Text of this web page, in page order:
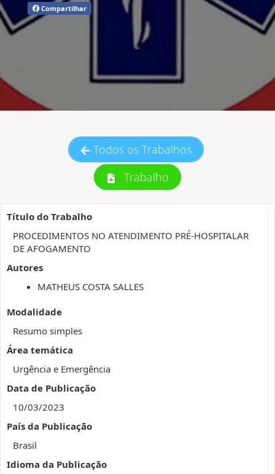
Compartilhar
Todos os Trabalhos
Trabalho
Título do Trabalho
PROCEDIMENTOS NO ATENDIMENTO PRÉ-HOSPITALAR
DE AFOGAMENTO
Autores
MATHEUS COSTA SALLES
Modalidade
Resumo simples
Área temática
Urgência e Emergência
Data de Publicação
10/03/2023
País da Publicação
Brasil
Idioma da Publicação